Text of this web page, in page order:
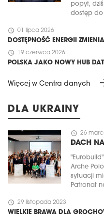
popyt,
dostęp do
schedule 01 lipca 2026
DOSTĘPNOŚĆ ENERGII
schedule 19 czerwca 2026
POLSKA JAKO NOWY HUB
Więcej w Centra danych
DLA UKRAINY
schedule 26
DACH
Arche
sytuacji
Patronat
schedule 29 listopada 2023
WIELKIE BRAWA DLA